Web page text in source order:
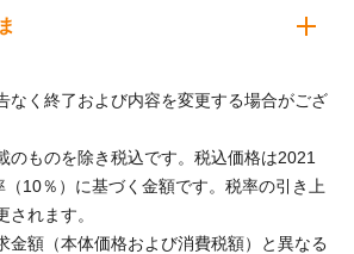
なく終了および内容を変更する場合がござ
のものを除き税込です。税込価格は2021
10％）に基づく金額です。税率の引き上
されます。
金額（本体価格および消費税額）と異なる